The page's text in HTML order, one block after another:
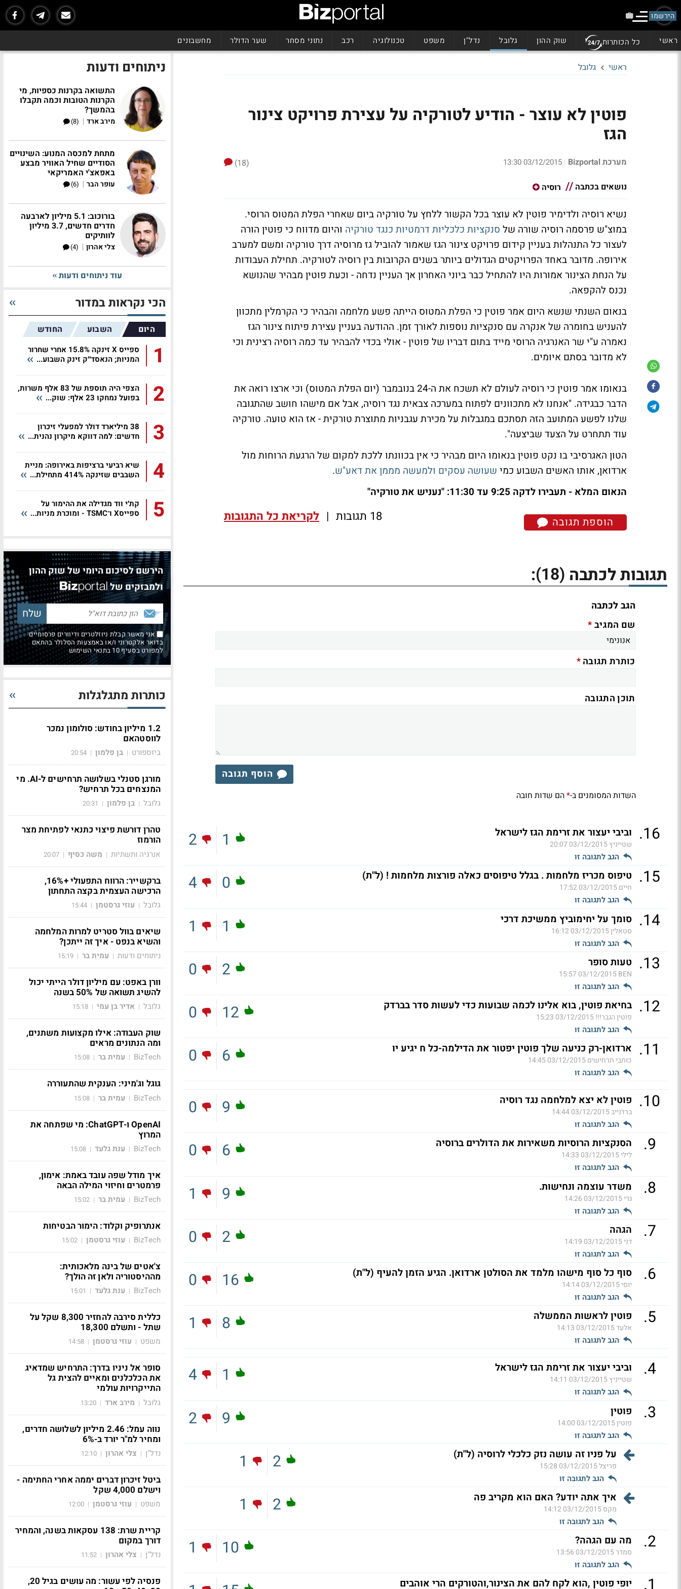
הירשמו
ראשי כל הכותרות שוק ההון גלובל נדל"ן משפט טכנולוגיה רכב נתוני מסחר שער הדולר מחשבונים
ראשי גלובל
פוטין לא עוצר - הודיע לטורקיה על עצירת פרויקט צינור
הגז
מערכת Bizportal |
03/12/2015 13:30
(18)
נושאים בכתבה
רוסיה
נשיא רוסיה ולדימיר פוטין לא עוצר בכל הקשור ללחץ על טורקיה ביום שאחרי הפלת המטוס הרוסי.
במוצ"ש פרסמה רוסיה שורה של סנקציות כלכליות דרמטיות כנגד טורקיה והיום מדווח כי פוטין הורה
לעצור כל התנהלות בעניין קידום פרויקט צינור הגז שאמור להוביל גז מרוסיה דרך טורקיה ומשם למערב
אירופה. מדובר באחד הפרויקטים הגדולים ביותר בשנים הקרובות בין רוסיה לטורקיה. תחילת העבודות
על הנחת הצינור אמורות היו להתחיל כבר ביוני האחרון אך העניין נדחה - וכעת פוטין מבהיר שהנושא
נכנס להקפאה.
בנאום השנתי שנשא היום אמר פוטין כי הפלת המטוס הייתה פשע מלחמה והבהיר כי הקרמלין מתכוון
להעניש בחומרה של אנקרה עם סנקציות נוספות לאורך זמן. ההודעה בעניין עצירת פיתוח צינור הגז
נאמרה ע"י שר האנרגיה הרוסי מייד בתום דבריו של פוטין - אולי בכדי להבהיר עד כמה רוסיה רצינית וכי
לא מדובר בסתם איומים.
בנאומו אמר פוטין כי רוסיה לעולם לא תשכח את ה-24 בנובמבר (יום הפלת המטוס) וכי ארצו רואה את
הדבר כבגידה. "אנחנו לא מתכוונים לפתוח במערכה צבאית נגד רוסיה, אבל אם מישהו חושב שהתגובה
שלנו לפשע המתועב הזה תסתכם במגבלות על מכירת עגבניות מתוצרת טורקית - אז הוא טועה. טורקיה
עוד תתחרט על הצעד שביצעה".
הטון האגרסיבי בו נקט פוטין בנאומו היום מבהיר כי אין בכוונתו ללכת למקום של הרגעת הרוחות מול
ארדואן, אותו האשים השבוע כמי שעושה עסקים ולמעשה מממן את דאע"ש.
הנאום המלא - תעבירו לדקה 9:25 עד 11:30: "נעניש את טורקיה"
הוספת תגובה 18 תגובות | לקריאת כל התגובות
תגובות לכתבה (18)
:
הגב לכתבה
שם המגיב*
כותרת תגובה*
תוכן התגובה
הוסף תגובה
השדות המסומנים ב-*הם שדות חובה
16
. וביבי יעצור את זרימת הגז לישראל
שטייניץ03/12/2015 20:07
הגב לתגובה זו
1
2
15
. טיפוס מכריז מלחמות . בגלל טיפוסים כאלה פורצות מלחמות ! (ל"ת)
חיים03/12/2015 17:52
הגב לתגובה זו
0
4
14
. סומך על יחימוביץ ממשיכת דרכי
סטאלין03/12/2015 16:12
הגב לתגובה זו
1
1
13
. טעות סופר
BEN
03/12/2015 15:57
הגב לתגובה זו
2
0
12
. בחיאת פוטין, בוא אלינו לכמה שבועות כדי לעשות סדר בברדק
פוטין הגבר!!!03/12/2015 15:23
הגב לתגובה זו
12
0
11
. ארדואן-רק כניעה שלך פוטין יפטור את הדילמה-כל ח יגיע יו
כותבי תרחישים03/12/2015 14:45
הגב לתגובה זו
6
0
10
. פוטין לא יצא למלחמה נגד רוסיה
ברז'נייב03/12/2015 14:44
הגב לתגובה זו
9
0
9
. הסנקציות הרוסיות משאירות את הדולרים ברוסיה
לילי03/12/2015 14:33
הגב לתגובה זו
6
0
8
. משדר עוצמה ונחישות.
גדי03/12/2015 14:26
הגב לתגובה זו
9
1
7
. הגהה
דני03/12/2015 14:19
הגב לתגובה זו
2
0
6
. סוף כל סוף מישהו מלמד את הסולטן ארדואן. הגיע הזמן להעיף (ל"ת)
יוסי03/12/2015 14:14
הגב לתגובה זו
16
0
5
. פוטין לראשות הממשלה
אלעד03/12/2015 14:13
הגב לתגובה זו
8
1
4
. וביבי יעצור את זרימת הגז לישראל
שטייניץ03/12/2015 14:11
הגב לתגובה זו
1
4
3
. פוטין
פוטין03/12/2015 14:00
הגב לתגובה זו
9
2
על פניו זה עושה נזק כלכלי לרוסיה (ל"ת)
פריצל03/12/2015 15:28
הגב לתגובה זו
2
1
איך אתה יודע? האם הוא מקריב פה
מקס03/12/2015 14:12
הגב לתגובה זו
2
1
2
. מה עם הגהה?
סמדר03/12/2015 13:56
הגב לתגובה זו
10
1
יופי פוטין ,הוא לקח להם את הצינור,והטורקים הרי אוהבים
ניתוחים ודעות
התשואה בקרנות כספיות, מי
הקרנות הטובות וכמה תקבלו
בהמשך?
מירב ארד |
(8)
מתחת למכסה המנוע: השינויים
הסודיים שחיל האוויר מבצע
באפאצ'י האמריקאי
עופר הבר |
(6)
בורוכוב: 5.1 מיליון לארבעה
חדרים חדשים, 3.7 מיליון
לוותיקים
צלי אהרון |
(4)
עוד ניתוחים ודעות
הכי נקראות במדור
היום השבוע החודש
1
ספייס X זינקה 15.8% אחרי שחרור
המניות; הנאסד״ק זינק השבוע...
2
הצפי היה תוספת של 83 אלף משרות,
בפועל נמחקו 23 אלף: שוק...
3
38 מיליארד דולר למפעלי זיכרון
חדשים: למה דווקא מיקרון נהנית...
4
שיא רביעי ברציפות באירופה: מניית
השבבים שזינקה 414% מתחילת...
5
קת׳י ווד מגדילה את ההימור על
ספייסX ו־TSMC - ומוכרת מניות...
הירשם לסיכום היומי של שוק ההון
ולמבזקים של
אני מאשר קבלת ניוזלטרים ודיוורים פרסומיים
בדואר אלקטרוני ו/או באמצעות הסלולר בהתאם
למפורט בסעיף 10 בתנאי השימוש
כותרות מתגלגלות
1.2 מיליון בחודש: סולומון נמכר
לווסטהאם
ביזספורט | בן פלמון |
20:54
מורגן סטנלי בשלושה תרחישים ל-AI. מי
המנצחים בכל תרחיש?
גלובל | בן פלמון |
20:31
טהרן דורשת פיצוי כתנאי לפתיחת מצר
הורמוז
אנרגיה ותשתיות | משה כסיף |
20:07
ברקשייר: הרווח התפעולי +16%,
הרכישה העצמית בקצה התחתון
גלובל | עוזי גרסטמן |
15:44
שיאים בוול סטריט למרות המלחמה
והשיא בנפט - איך זה ייתכן?
ניתוחים ודעות | עמית בר |
15:19
וורן באפט: עם מיליון דולר הייתי יכול
להשיג תשואה של 50% בשנה
גלובל | אדיר בן עמי |
15:18
שוק העבודה: אילו מקצועות משתנים,
ומה הנתונים מראים
BizTech
| עמית בר |
15:08
גוגל וג'מיני: הענקית שהתעוררה
BizTech
| עמית בר |
15:08
OpenAI ו-ChatGPT: מי שפתחה את
המרוץ
BizTech
| ענת גלעד |
15:08
איך מודל שפה עובד באמת: אימון,
פרמטרים וחיזוי המילה הבאה
BizTech
| עמית בר |
15:02
אנתרופיק וקלוד: הימור הבטיחות
BizTech
| עוזי גרסטמן |
15:02
צ'אטים של בינה מלאכותית:
מההיסטוריה ולאן זה הולך?
BizTech
| ענת גלעד |
15:01
כללית סירבה להחזיר 8,300 שקל על
שתל - ותשלם 18,300
משפט | עוזי גרסטמן |
14:58
סופר אל ניניו בדרך: התרחיש שמדאיג
את הכלכלנים ומאיים להצית גל
התייקרויות עולמי
גלובל | מירב ארד |
13:20
נווה עמל: 2.46 מיליון לשלושה חדרים,
ומחיר למ"ר יורד ב-6%
נדל"ן | צלי אהרון |
12:10
ביטל זיכרון דברים יממה אחרי החתימה -
וישלם 4,000 שקל
משפט | עוזי גרסטמן |
12:00
קריית שרת: 138 עסקאות בשנה, והמחיר
דורך במקום
נדל"ן | צלי אהרון |
11:52
פנסיה לפי עשור: מה עושים בגיל 20,